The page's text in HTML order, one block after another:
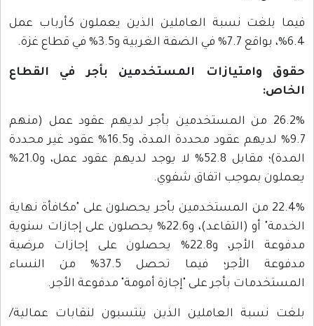
فيما بلغت نسبة العاملين الذين يعملون كأرباب عمل
6.4%، بواقع 7.7% في الضفة الغربية و3.5% في قطاع غزة.
حقوق وامتيازات المستخدمين بأجر في القطاع
الخاص:
26.2% من المستخدمين بأجر لديهم عقود عمل (منهم
9.7% لديهم عقود محددة المدة، و16.5% عقود غير محددة
المدة)؛ مقابل 52.8% لا يوجد لديهم عقود عمل، و21.0%
يعملون بموجب اتفاق شفوي.
22.4% من المستخدمين بأجر يحصلون على "مكافأة نهاية
الخدمة" أو (التقاعد)، و22.6% يحصلون على إجازات سنوية
مدفوعة الأجر، و22.8% يحصلون على إجازات مرضية
مدفوعة الأجر؛ فيما تحصل 37.5% من النساء
المستخدمات بأجر على "إجازة أمومة" مدفوعة الأجر.
بلغت نسبة العاملين الذين ينتسبون لنقابات عمالية/